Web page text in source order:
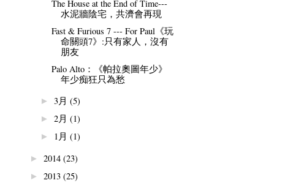
The House at the End of Time---
水泥牆陰宅，共濟會再現
Fast & Furious 7 --- For Paul《玩
命關頭7》:只有家人，沒有
朋友
Palo Alto：《帕拉奧圖年少》
年少痴狂只為愁
►3月 (5)
►2月 (1)
► 1月 (1)
► 2014 (23)
► 2013 (25)